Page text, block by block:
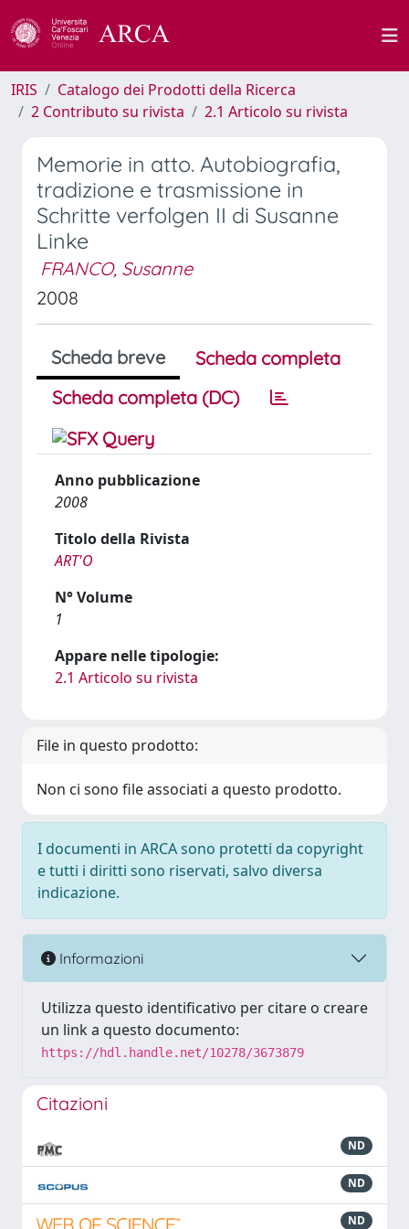
IRIS
Catalogo dei Prodotti della Ricerca
2 Contributo su rivista
2.1 Articolo su rivista
Memorie in atto. Autobiografia,
tradizione e trasmissione in
Schritte verfolgen II di Susanne
Linke
FRANCO, Susanne
2008
Scheda breve
Scheda completa
Scheda completa (DC)
Anno pubblicazione
2008
Titolo della Rivista
ART'O
N° Volume
1
Appare nelle tipologie:
2.1 Articolo su rivista
File in questo prodotto:
Non ci sono file associati a questo prodotto.
I documenti in ARCA sono protetti da copyright
e tutti i diritti sono riservati, salvo diversa
indicazione.
Informazioni
Utilizza questo identificativo per citare o creare
un link a questo documento:
https://hdl.handle.net/10278/3673879
Citazioni
ND
ND
ND